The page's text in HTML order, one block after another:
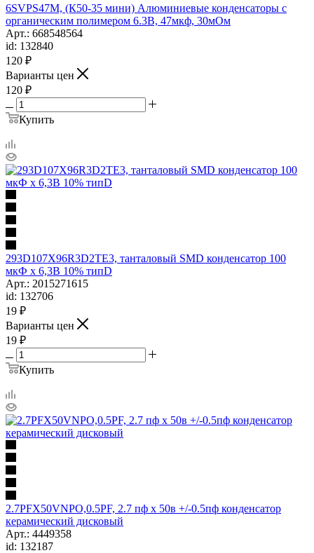
6SVPS47M, (К50-35 мини) Алюминиевые конденсаторы с
органическим полимером 6.3В, 47мкф, 30мОм
Арт.: 668548564
id: 132840
120 ₽
Варианты цен
120 ₽
Купить
293D107X96R3D2TE3, танталовый SMD конденсатор 100
мкФ х 6,3В 10% типD
Арт.: 2015271615
id: 132706
19 ₽
Варианты цен
19 ₽
Купить
2.7PFX50VNPO,0.5PF, 2.7 пф х 50в +/-0.5пф конденсатор
керамический дисковый
Арт.: 4449358
id: 132187